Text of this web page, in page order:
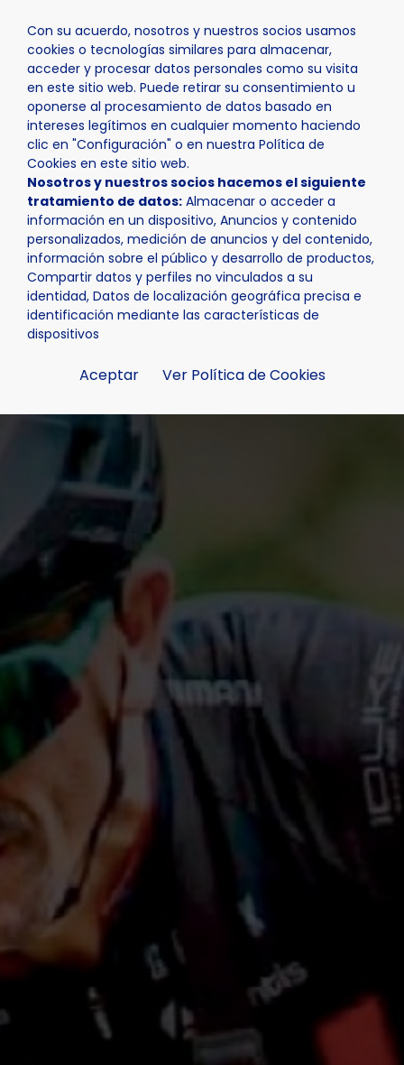
Con su acuerdo, nosotros y nuestros socios usamos
cookies o tecnologías similares para almacenar,
acceder y procesar datos personales como su visita
en este sitio web. Puede retirar su consentimiento u
oponerse al procesamiento de datos basado en
intereses legítimos en cualquier momento haciendo
clic en "Configuración" o en nuestra Política de
Cookies en este sitio web.
Nosotros y nuestros socios hacemos el siguiente
tratamiento de datos: Almacenar o acceder a
información en un dispositivo, Anuncios y contenido
personalizados, medición de anuncios y del contenido,
información sobre el público y desarrollo de productos,
Compartir datos y perfiles no vinculados a su
identidad, Datos de localización geográfica precisa e
identificación mediante las características de
dispositivos
Aceptar Ver Política de Cookies